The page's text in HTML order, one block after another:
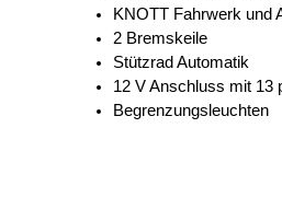
KNOTT Fahrwerk und
2 Bremskeile
Stützrad Automatik
12 V Anschluss mit 13
Begrenzungsleuchten